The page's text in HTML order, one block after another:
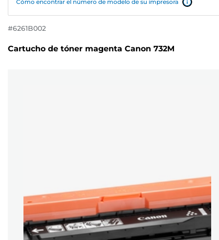
Cómo encontrar el número de modelo de su impresora
#6261B002
Cartucho de tóner magenta Canon 732M